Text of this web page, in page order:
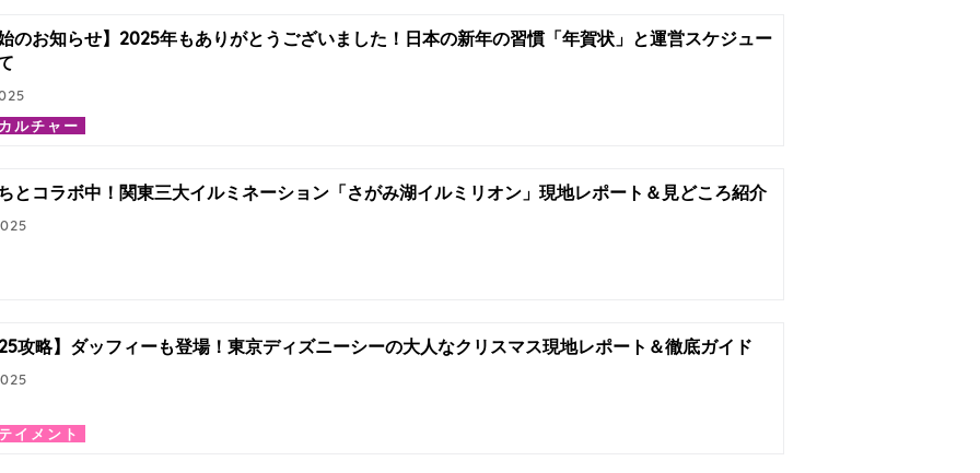
始のお知らせ】2025年もありがとうございました！日本の新年の習慣「年賀状」と運営スケジュー
ルチャー
とコラボ中！関東三大イルミネーション「さがみ湖イルミリオン」現地レポート＆見どころ紹介
攻略】ダッフィーも登場！東京ディズニーシーの大人なクリスマス現地レポート＆徹底ガイド
イメント